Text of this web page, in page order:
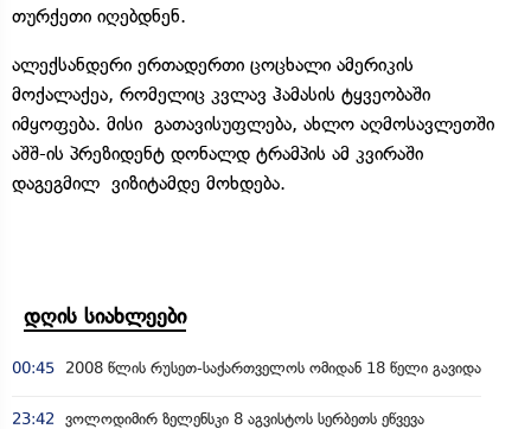
თურქეთი იღებდნენ.
ალექსანდერი ერთადერთი ცოცხალი ამერიკის
მოქალაქეა, რომელიც კვლავ ჰამასის ტყვეობაში
იმყოფება. მისი გათავისუფლება, ახლო აღმოსავლეთში
აშშ-ის პრეზიდენტ დონალდ ტრამპის ამ კვირაში
დაგეგმილ ვიზიტამდე მოხდება.
დღის სიახლეები
00:45 2008 წლის რუსეთ-საქართველოს ომიდან 18 წელი გავიდა
23:42 ვოლოდიმირ ზელენსკი 8 აგვისტოს სერბეთს ეწვევა